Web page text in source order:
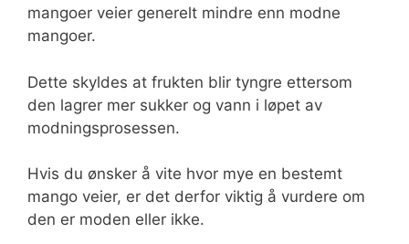
mangoer veier generelt mindre enn modne
mangoer.
Dette skyldes at frukten blir tyngre ettersom
den lagrer mer sukker og vann i løpet av
modningsprosessen.
Hvis du ønsker å vite hvor mye en bestemt
mango veier, er det derfor viktig å vurdere om
den er moden eller ikke.